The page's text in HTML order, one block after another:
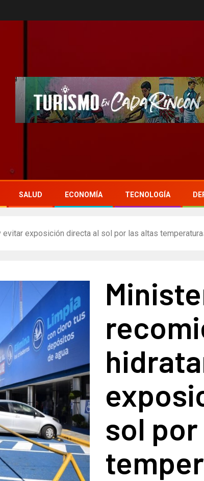
SALUD ECONOMÍA TECNOLOGÍA
exposición directa al sol por las altas
sol